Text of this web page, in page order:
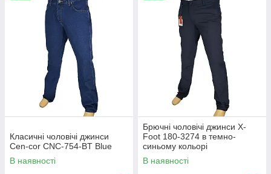
Класичні чоловічі джинси
Cen-cor CNC-754-BT Blue
В наявності
Брючні чоловічі джинси X-
Foot 180-3274 в темно-
синьому кольорі
В наявності